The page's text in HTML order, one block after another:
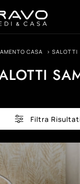
CASA > SALOTTI
Filtra